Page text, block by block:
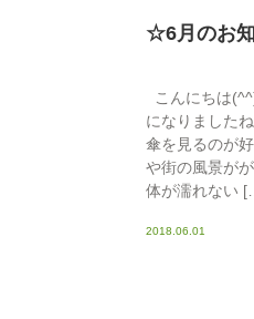
☆6月のお
こんにちは
になりました
傘を見るのが
や街の風景が
体が濡れない
2018.06.01